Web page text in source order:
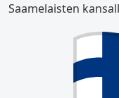
Saamelaisten